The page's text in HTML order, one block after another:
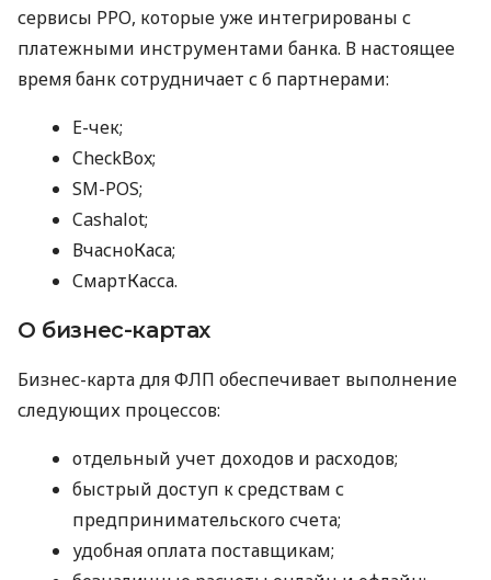
сервисы РРО, которые уже интегрированы с
платежными инструментами банка. В настоящее
время банк сотрудничает с 6 партнерами:
E-чек;
CheckBox;
SM-POS;
Cashalot;
ВчасноКаса;
СмартКасса.
О бизнес-картах
Бизнес-карта для ФЛП обеспечивает выполнение
следующих процессов:
отдельный учет доходов и расходов;
быстрый доступ к средствам с
предпринимательского счета;
удобная оплата поставщикам;